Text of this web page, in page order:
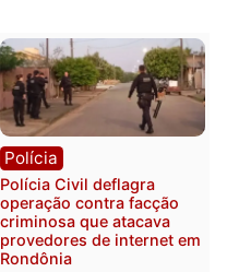
Polícia
Polícia Federal apreende
400 quilos de drogas e
prende motorista em RO